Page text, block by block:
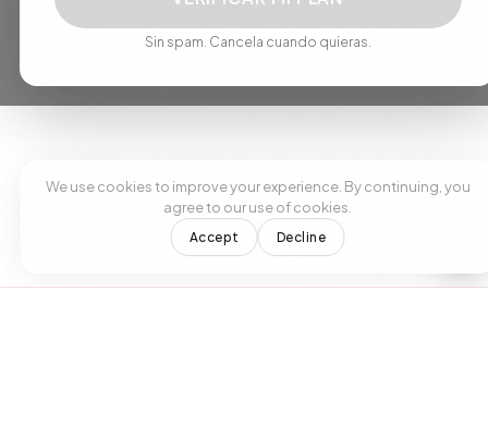
We use cookies to improve your experience. By continuing, you
agree to our use of cookies.
Sin spam. Cancela cuando quieras.